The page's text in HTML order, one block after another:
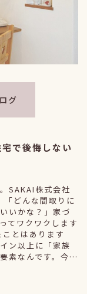
グ
で後悔しない
SAKAI株式会社
「どんな間取りに
いかな？」家づ
てワクワクします
とはあります
ン以上に「家族
素なんです。今…